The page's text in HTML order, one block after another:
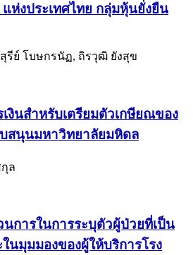
ห่งประเทศไทย กลุ่มหุ้นยั่งยืน
รีย์ โบษกรนัฏ, ถิรวุฒิ ยังสุข
งินสำหรับเตรียมตัวเกษียณของ
สนุนมหาวิทยาลัยมหิดล
ล
นการในการระบุตัวผู้ป่วยที่เป็น
นมุมมองของผู้ให้บริการโรง